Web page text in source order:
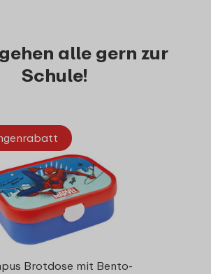
alle gern zur
Schule!
Brotdose mit Bento-